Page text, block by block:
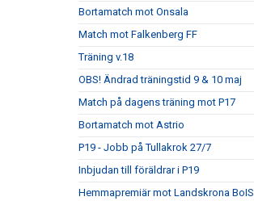
Bortamatch mot Onsala
Match mot Falkenberg FF
Träning v.18
OBS! Ändrad träningstid 9 & 10 maj
Match på dagens träning mot P17
Bortamatch mot Astrio
P19 - Jobb på Tullakrok 27/7
Inbjudan till föräldrar i P19
Hemmapremiär mot Landskrona BoIS